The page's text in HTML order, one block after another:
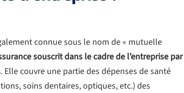
connue sous le nom de « mutuelle
souscrit dans le cadre de l’entreprise par
. Elle couvre une partie des dépenses de santé
soins dentaires, optiques, etc.) des